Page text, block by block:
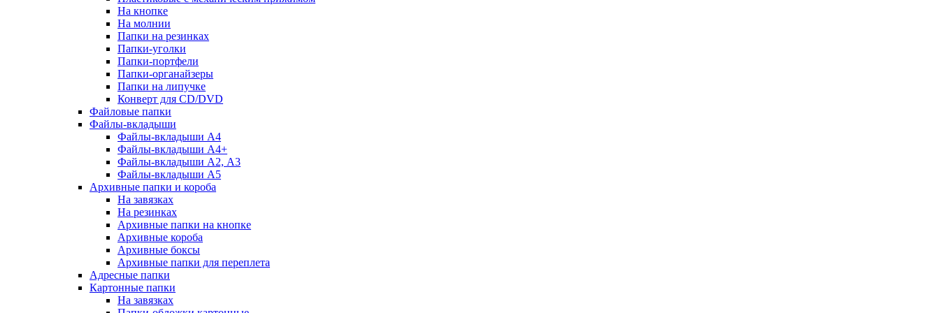
На кнопке
На молнии
Папки на резинках
Папки-уголки
Папки-портфели
Папки-органайзеры
Папки на липучке
Конверт для CD/DVD
Файловые папки
Файлы-вкладыши
Файлы-вкладыши А4
Файлы-вкладыши А4+
Файлы-вкладыши А2, А3
Файлы-вкладыши А5
Архивные папки и короба
На завязках
На резинках
Архивные папки на кнопке
Архивные короба
Архивные боксы
Архивные папки для переплета
Адресные папки
Картонные папки
На завязках